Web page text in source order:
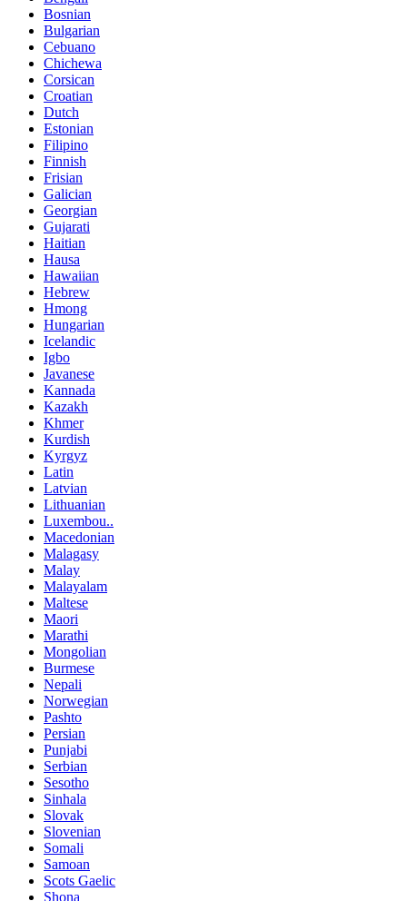
Bosnian
Bulgarian
Cebuano
Chichewa
Corsican
Croatian
Dutch
Estonian
Filipino
Finnish
Frisian
Galician
Georgian
Gujarati
Haitian
Hausa
Hawaiian
Hebrew
Hmong
Hungarian
Icelandic
Igbo
Javanese
Kannada
Kazakh
Khmer
Kurdish
Kyrgyz
Latin
Latvian
Lithuanian
Luxembou..
Macedonian
Malagasy
Malay
Malayalam
Maltese
Maori
Marathi
Mongolian
Burmese
Nepali
Norwegian
Pashto
Persian
Punjabi
Serbian
Sesotho
Sinhala
Slovak
Slovenian
Somali
Samoan
Scots Gaelic
Shona